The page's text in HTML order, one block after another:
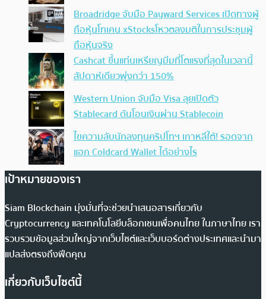
Broadridge จับมือ Payward Services เปิดทางผู้
ถือหุ้นโทเคน xStocksโหวตลงมติในการประชุมผู้
ถือหุ้นจริง
Cashcat ขึ้นแท่นเหรียญมีมที่โตแรงที่สุดในเวลานี้
สัปดาห์เดียวพุ่งกว่า 150%
Western Union จับมือ Visa ลุยเปิดตัว
Stablecard ดันโอนเงินผ่าน Stablecoin
ไขความลับนักลงทุนคริปโทฯ เกาหลีใต้! รอดจาก
แฮก Coldcard Wallet ได้อย่างไร
เป้าหมายของเรา
Siam Blockchain มุ่งมั่นที่จะช่วยนำเสนอสารเกี่ยวกับ
Cryptocurrency และเทคโนโลยีบล็อกเชนเพื่อคนไทย ในภาษาไทย เรา
รวบรวมข้อมูลส่วนใหญ่จากเว็บไซต์และเว็บบอร์ดต่างประเทศและนำมา
แปลส่งตรงถึงฟีดคุณ
เกี่ยวกับเว็บไซต์นี้